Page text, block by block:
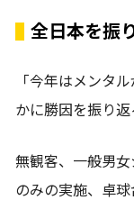
全日本を振
「今年はメンタ
かに勝因を振り返
無観客、一般男
のみの実施、卓